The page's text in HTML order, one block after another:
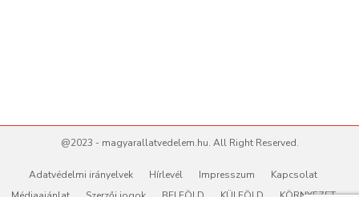
@2023 - magyarallatvedelem.hu. All Right Reserved.
Adatvédelmi irányelvek Hírlevél Impresszum
Kapcsolat